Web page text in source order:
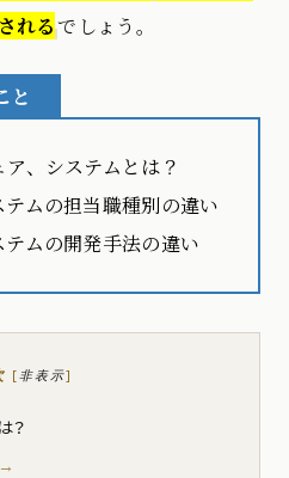
れるでしょう。
と
、システムとは？
テムの担当職種別の違い
テムの開発手法の違い
[非表示]
？